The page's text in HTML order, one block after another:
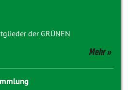
der GRÜNEN
Mehr